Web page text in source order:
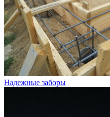
Надежные заборы